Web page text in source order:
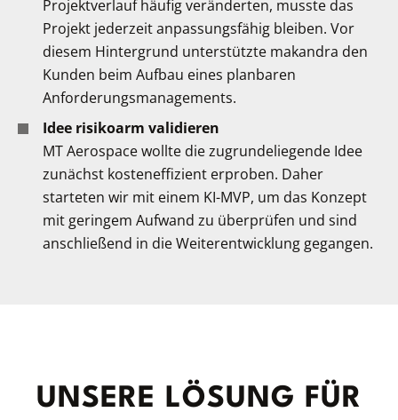
Projektverlauf häufig veränderten, musste das
Projekt jederzeit anpassungsfähig bleiben. Vor
diesem Hintergrund unterstützte makandra den
Kunden beim Aufbau eines planbaren
Anforderungsmanagements.
Idee risikoarm validieren
MT Aerospace wollte die zugrundeliegende Idee
zunächst kosteneffizient erproben. Daher
starteten wir mit einem KI-MVP, um das Konzept
mit geringem Aufwand zu überprüfen und sind
anschließend in die Weiterentwicklung gegangen.
UNSERE LÖSUNG FÜR